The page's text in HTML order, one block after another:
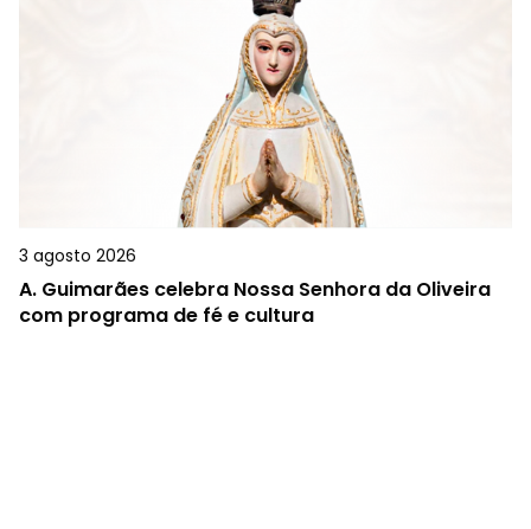
3 agosto 2026
A. Guimarães celebra Nossa Senhora da Oliveira
com programa de fé e cultura